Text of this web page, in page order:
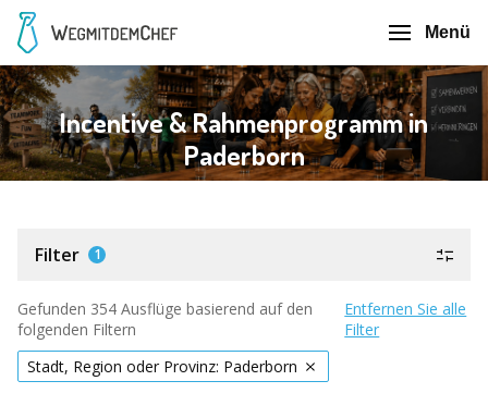
Menü
Incentive & Rahmenprogramm in
Paderborn
Filter 1
Gefunden 354 Ausflüge basierend auf den
folgenden Filtern
Entfernen Sie alle
Filter
Stadt, Region oder Provinz: Paderborn